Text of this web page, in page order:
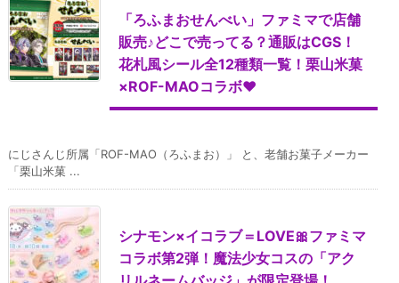
「ろふまおせんべい」ファミマで店舗
販売♪どこで売ってる？通販はCGS！
花札風シール全12種類一覧！栗山米菓
×ROF-MAOコラボ♥
にじさんじ所属「ROF-MAO（ろふまお）」 と、老舗お菓子メーカー
「栗山米菓 ...
シナモン×イコラブ＝LOVE🎀ファミマ
コラボ第2弾！魔法少女コスの「アク